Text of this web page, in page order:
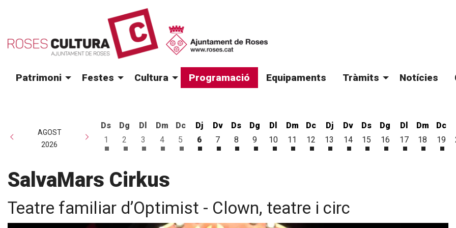
Patrimoni Festes Cultura Programació Equipaments Tràmits Notícies
AGOST
2026
Ds
1
Dissabte 1 d'agost
Dg
2
Diumenge 2 d'agost
Dl
3
Dilluns 3 d'agost
Dm
4
Dimarts 4 d'agost
Dc
5
Dimecres 5 d'agost
Dj
6
Dijous 6 d'agost
Dv
7
Divendres 7 d'agost
Ds
8
Dissabte 8 d'agost
Dg
9
Diumenge 9 d'agost
Dl
10
Dilluns 10 d'agost
Dm
11
Dimarts 11 d'agost
Dc
12
Dimecres 12 d'agost
Dj
13
Dijous 13 d'agost
Dv
14
Divendres 14 d'agost
Ds
15
Dissabte 15 d'agost
Dg
16
Diumenge 16
Dl
17
Dilluns 17
Dm
18
Dimarts
Dc
19
SalvaMars Cirkus
Teatre familiar d’Optimist - Clown, teatre i circ